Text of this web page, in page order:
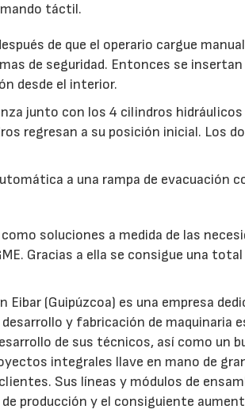
táctil.
de que el operario cargue
de seguridad. Entonces se
desde el interior.
junto con los 4 cilindros
regresan a su posición inicial. Los
a una rampa de evacuación
soluciones a medida de las
Gracias a ella se consigue una
Eibar (Guipúzcoa) es una empresa
y fabricación de maquinaria
de sus técnicos, así como un
integrales llave en mano de
Sus líneas y módulos de
producción y el consiguiente
28/07/2026